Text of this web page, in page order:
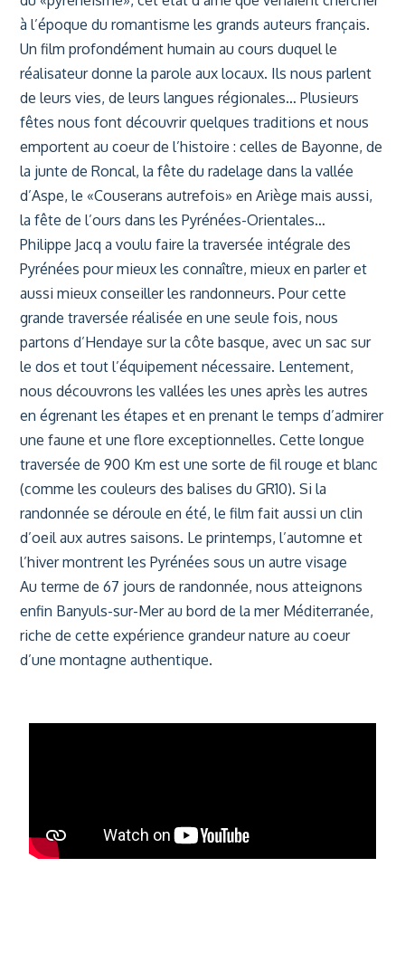
à l’époque du romantisme les grands auteurs français.
Un film profondément humain au cours duquel le
réalisateur donne la parole aux locaux. Ils nous parlent
de leurs vies, de leurs langues régionales… Plusieurs
fêtes nous font découvrir quelques traditions et nous
emportent au coeur de l’histoire : celles de Bayonne, de
la junte de Roncal, la fête du radelage dans la vallée
d’Aspe, le «Couserans autrefois» en Ariège mais aussi,
la fête de l’ours dans les Pyrénées-Orientales…
Philippe Jacq a voulu faire la traversée intégrale des
Pyrénées pour mieux les connaître, mieux en parler et
aussi mieux conseiller les randonneurs. Pour cette
grande traversée réalisée en une seule fois, nous
partons d’Hendaye sur la côte basque, avec un sac sur
le dos et tout l’équipement nécessaire. Lentement,
nous découvrons les vallées les unes après les autres
en égrenant les étapes et en prenant le temps d’admirer
une faune et une flore exceptionnelles. Cette longue
traversée de 900 Km est une sorte de fil rouge et blanc
(comme les couleurs des balises du GR10). Si la
randonnée se déroule en été, le film fait aussi un clin
d’oeil aux autres saisons. Le printemps, l’automne et
l’hiver montrent les Pyrénées sous un autre visage
Au terme de 67 jours de randonnée, nous atteignons
enfin Banyuls-sur-Mer au bord de la mer Méditerranée,
riche de cette expérience grandeur nature au coeur
d’une montagne authentique.